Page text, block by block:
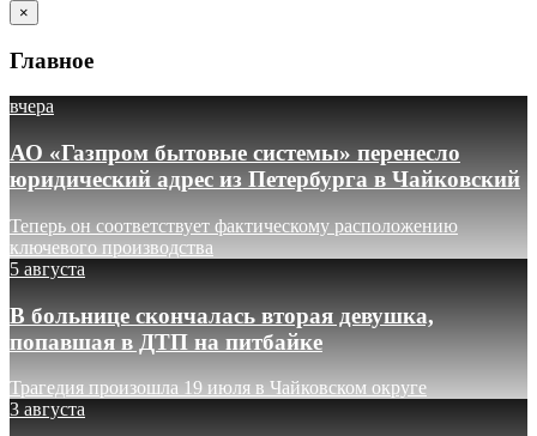
×
Главное
вчера
АО «Газпром бытовые системы» перенесло
юридический адрес из Петербурга в Чайковский
Теперь он соответствует фактическому расположению
ключевого производства
5 августа
В больнице скончалась вторая девушка,
попавшая в ДТП на питбайке
Трагедия произошла 19 июля в Чайковском округе
3 августа